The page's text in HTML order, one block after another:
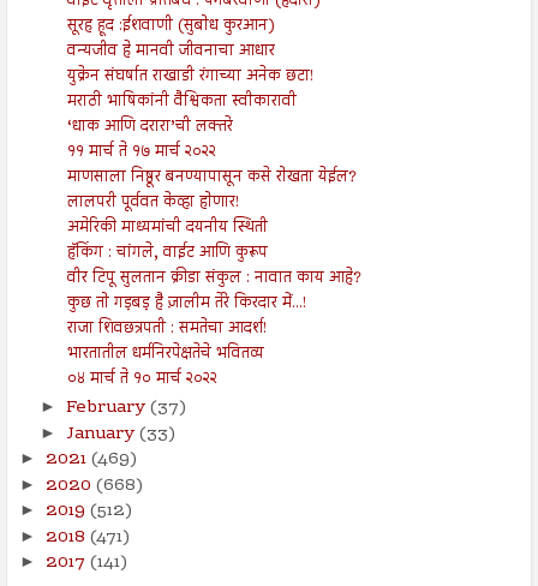
सूरह हूद :ईशवाणी (सुबोध कुरआन)
वन्यजीव हे मानवी जीवनाचा आधार
युक्रेन संघर्षात राखाडी रंगाच्या अनेक छटा!
मराठी भाषिकांनी वैश्विकता स्वीकारावी
‘धाक आणि दरारा’ची लक्तरे
११ मार्च ते १७ मार्च २०२२
माणसाला निष्ठूर बनण्यापासून कसे रोखता येईल?
लालपरी पूर्ववत केव्हा होणार!
अमेरिकी माध्यमांची दयनीय स्थिती
हॅकिंग : चांगले, वाईट आणि कुरूप
वीर टिपू सुलतान क्रीडा संकुल : नावात काय आहे?
कुछ तो गड़बड़ है ज़ालीम तेरे किरदार में...!
राजा शिवछत्रपती : समतेचा आदर्श!
भारतातील धर्मनिरपेक्षतेचे भवितव्य
०४ मार्च ते १० मार्च २०२२
► February(37)
► January(33)
► 2021(469)
► 2020 (668)
► 2019 (512)
► 2018 (471)
► 2017 (141)